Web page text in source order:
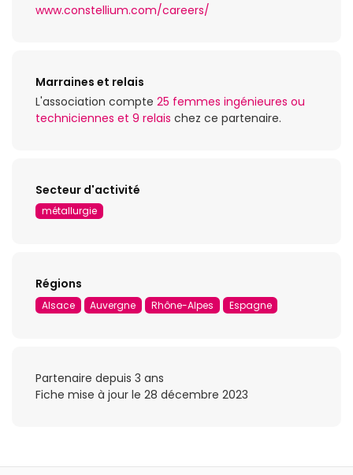
www.constellium.com/careers/
Marraines et relais
L'association compte 25 femmes ingénieures ou
techniciennes et 9 relais chez ce partenaire.
Secteur d'activité
métallurgie
Régions
Alsace Auvergne Rhône-Alpes Espagne
Partenaire depuis 3 ans
Fiche mise à jour le 28 décembre 2023